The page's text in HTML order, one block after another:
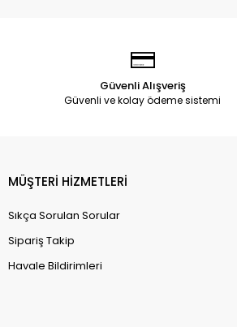
Güvenli Alışveriş
Güvenli ve kolay ödeme sistemi
MÜŞTERİ HİZMETLERİ
Sıkça Sorulan Sorular
Sipariş Takip
Havale Bildirimleri